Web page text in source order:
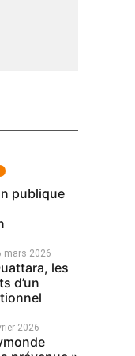
publique
mars 2026
les
d’un
2026